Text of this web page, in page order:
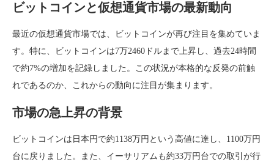
ビットコインと仮想通貨市場の最新動向
最近の仮想通貨市場では、ビットコインが再び注目を集めていま
す。特に、ビットコインは7万2460ドルまで上昇し、過去24時間
で約7%の増加を記録しました。この状況が本格的な反発の前触
れであるのか、これからの動向に注目が集まります。
市場の急上昇の背景
ビットコインは日本円で約1138万円という高値に達し、1100万円
台に戻りました。また、イーサリアムも約33万円台での取引が行